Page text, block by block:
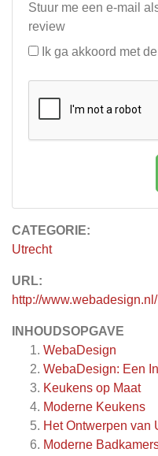
CATEGORIE:
Utrecht
URL:
http://www.webadesign.nl/
INHOUDSOPGAVE
WebaDesign
WebaDesign: Een
Keukens op Maat
Moderne Keukens
Het Ontwerpen van
Moderne
Stuur me een e-mail
review
Ik ga akkoord met de